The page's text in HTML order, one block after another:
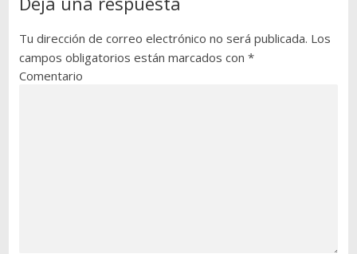
Tu dirección de correo electrónico no será publicada. Los
campos obligatorios están marcados con *
Comentario